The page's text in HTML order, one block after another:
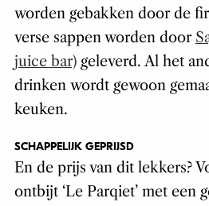
worden gebakken door de
verse sappen worden door
juice bar)geleverd. Al het
drinken wordt gewoon
keuken.
SCHAPPELIJK GEPRIJSD
En de prijs van dit lekkers?
ontbijt ‘Le Parqiet’ met een